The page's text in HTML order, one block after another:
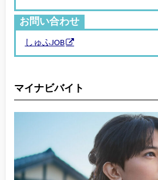
お問い合わせ
しゅふJOB
マイナビバイト